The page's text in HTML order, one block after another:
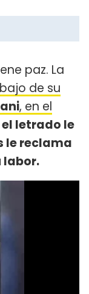
paz. La
de su
, en el
el letrado le
le reclama
labor.